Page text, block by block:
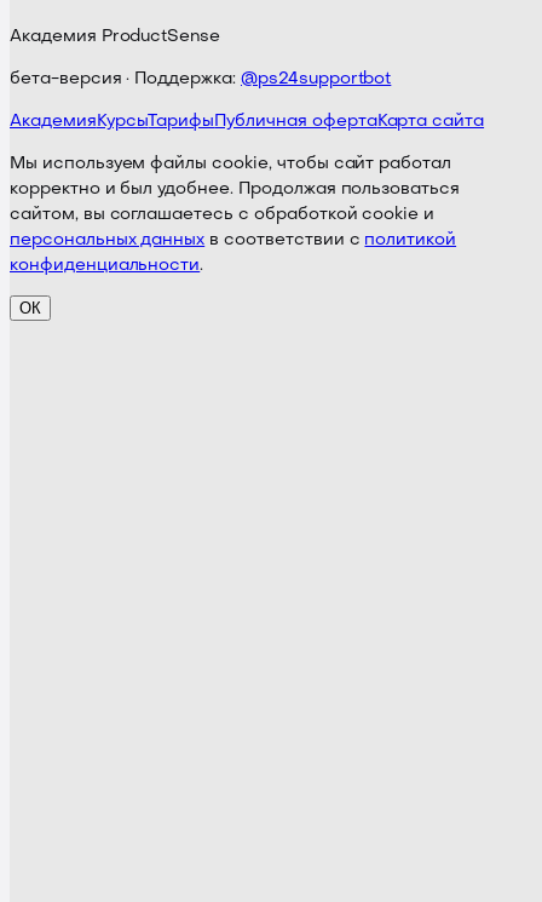
Академия ProductSense
бета-версия · Поддержка: @ps24supportbot
Академия КурсыТарифы Публичная офертаКарта сайта
Мы используем файлы cookie, чтобы сайт работал
корректно и был удобнее. Продолжая пользоваться
сайтом, вы соглашаетесь с обработкой cookie и
персональных данных в соответствии с политикой
конфиденциальности.
ОК